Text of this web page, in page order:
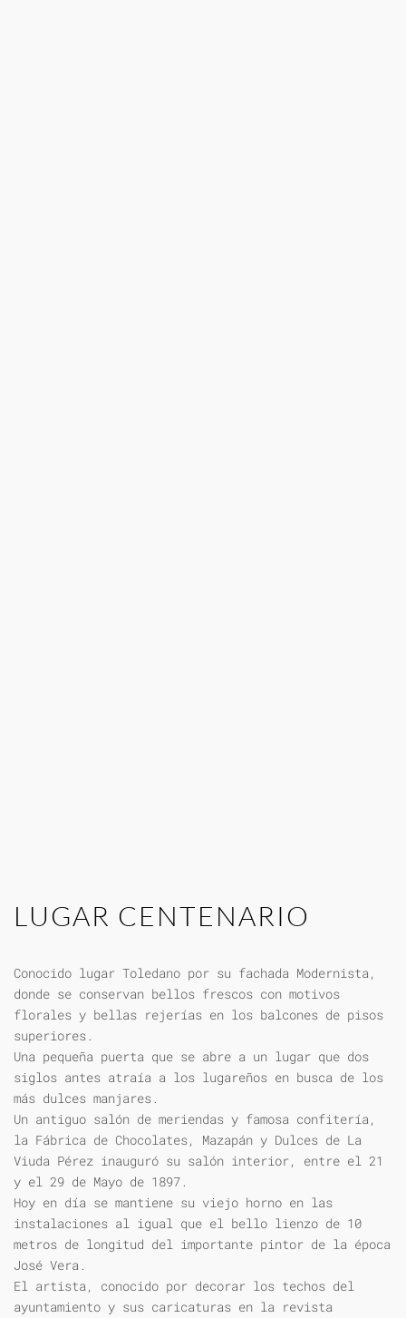
LUGAR CENTENARIO
Conocido lugar Toledano por su fachada Modernista,
donde se conservan bellos frescos con motivos
florales y bellas rejerías en los balcones de pisos
superiores.
Una pequeña puerta que se abre a un lugar que dos
siglos antes atraía a los lugareños en busca de los
más dulces manjares.
Un antiguo salón de meriendas y famosa confitería,
la Fábrica de Chocolates, Mazapán y Dulces de La
Viuda Pérez inauguró su salón interior, entre el 21
y el 29 de Mayo de 1897.
Hoy en día se mantiene su viejo horno en las
instalaciones al igual que el bello lienzo de 10
metros de longitud del importante pintor de la época
José Vera.
El artista, conocido por decorar los techos del
ayuntamiento y sus caricaturas en la revista